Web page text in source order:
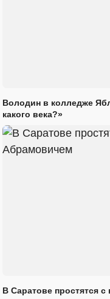
Володин в колледже
какого века?»
В Саратове простятся